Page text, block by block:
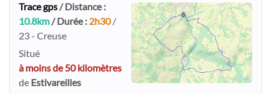
Trace gps/ Distance :
10.8km/ Durée : 2h30/
23 - Creuse
Situé
à moins de 50 kilomètres
de Estivareilles